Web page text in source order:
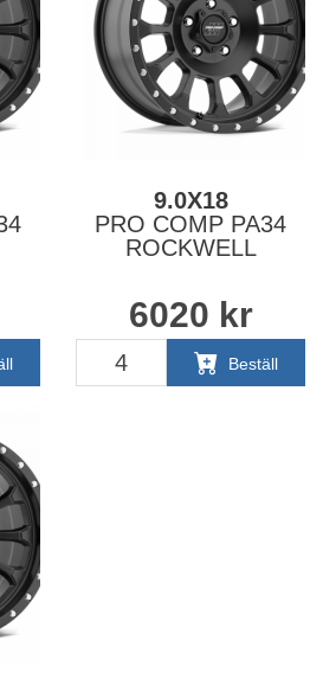
9.0X18
PRO COMP PA34
ROCKWELL
6020 kr
Beställ